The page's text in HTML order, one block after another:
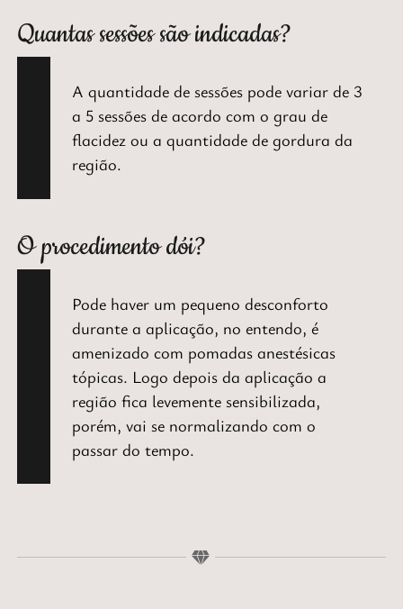
Quantas sessões são indicadas?
A quantidade de sessões pode variar de 3
a 5 sessões de acordo com o grau de
flacidez ou a quantidade de gordura da
região.
O procedimento dói?
Pode haver um pequeno desconforto
durante a aplicação, no entendo, é
amenizado com pomadas anestésicas
tópicas. Logo depois da aplicação a
região fica levemente sensibilizada,
porém, vai se normalizando com o
passar do tempo.